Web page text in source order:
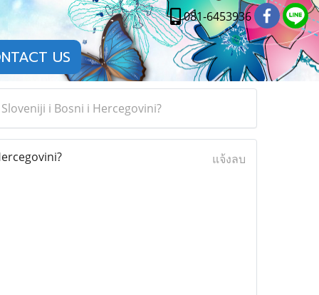
081-6453936
US
i Bosni i Hercegovini?
แจ้งลบ